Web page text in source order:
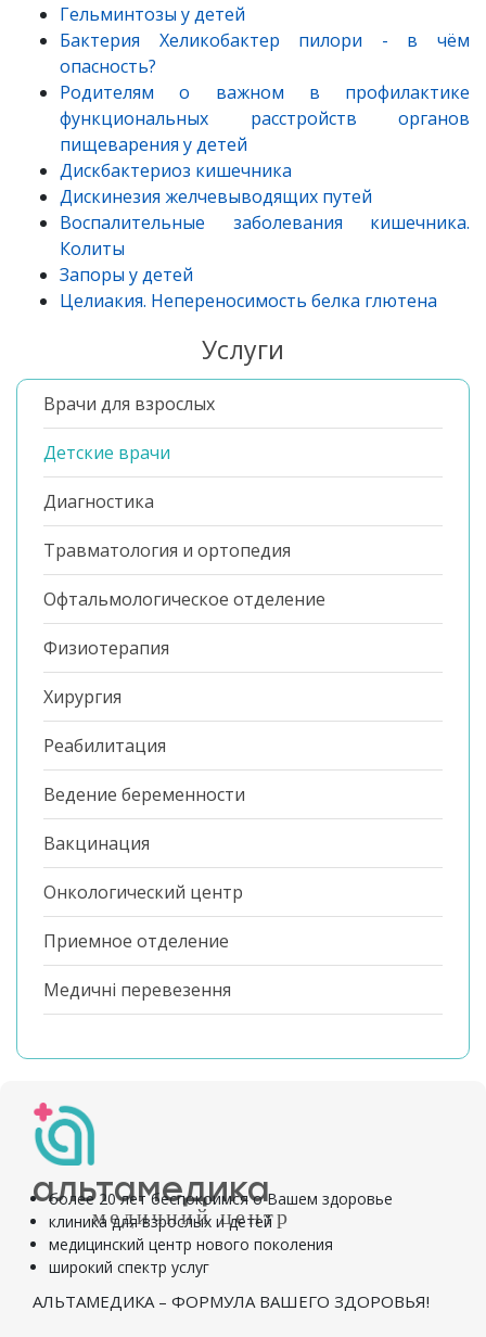
Гельминтозы у детей
Бактерия Хеликобактер пилори - в чём
опасность?
Родителям о важном в профилактике
функциональных расстройств органов
пищеварения у детей
Дискбактериоз кишечника
Дискинезия желчевыводящих путей
Воспалительные заболевания кишечника.
Колиты
Запоры у детей
Целиакия. Непереносимость белка глютена
Услуги
Врачи для взрослых
Детские врачи
Диагностика
Травматология и ортопедия
Офтальмологическое отделение
Физиотерапия
Хирургия
Реабилитация
Ведение беременности
Вакцинация
Онкологический центр
Приемное отделение
Медичні перевезення
альтамедика
медичний центр
более 20 лет беспокоимся о Вашем здоровье
клиника для взрослых и детей
медицинский центр нового поколения
широкий спектр услуг
АЛЬТАМЕДИКА – ФОРМУЛА ВАШЕГО ЗДОРОВЬЯ!